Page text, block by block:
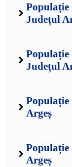
Populație
Județul
Populație
Județul
Populație
Argeș
Populație
Argeș